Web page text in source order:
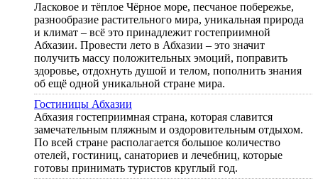
Ласковое и тёплое Чёрное море, песчаное побережье,
разнообразие растительного мира, уникальная природа
и климат – всё это принадлежит гостеприимной
Абхазии. Провести лето в Абхазии – это значит
получить массу положительных эмоций, поправить
здоровье, отдохнуть душой и телом, пополнить знания
об ещё одной уникальной стране мира.
Гостиницы Абхазии
Абхазия гостеприимная страна, которая славится
замечательным пляжным и оздоровительным отдыхом.
По всей стране располагается большое количество
отелей, гостиниц, санаториев и лечебниц, которые
готовы принимать туристов круглый год.